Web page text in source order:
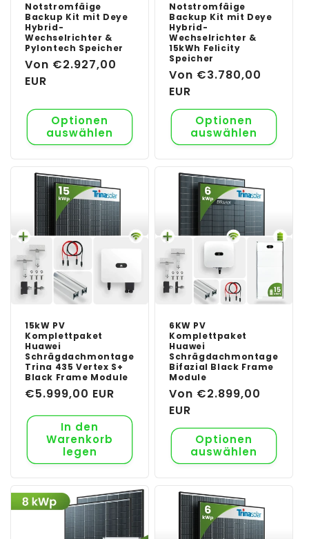
Notstromfäige
Backup Kit mit Deye
Hybrid-
Wechselrichter &
Pylontech Speicher
Normaler
Preis
Von €2.927,00
EUR
Optionen
auswählen
Notstromfäige
Backup Kit mit Deye
Hybrid-
Wechselrichter &
15kWh Felicity
Speicher
Normaler
Preis
Von €3.780,00
EUR
Optionen
auswählen
15kW PV
Komplettpaket
Huawei
Schrägdachmontage
Trina 435 Vertex S+
Black Frame Module
Normaler
€5.999,00 EUR
In den
Warenkorb
legen
6KW PV
Komplettpaket
Huawei
Schrägdachmontage
Bifazial Black Frame
Module
Normaler
Preis
Von €2.899,00
EUR
Optionen
auswählen